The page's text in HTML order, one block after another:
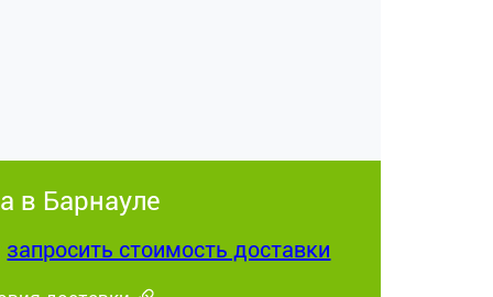
в Барнауле
запросить стоимость доставки